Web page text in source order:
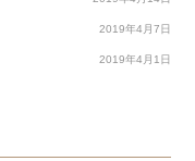
2019年4月7日
2019年4月1日